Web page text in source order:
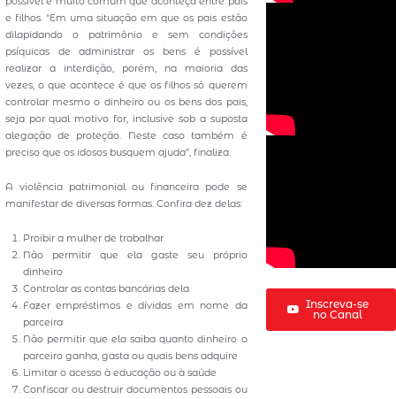
e filhos. “Em uma situação em que os pais estão
dilapidando o patrimônio e sem condições
psíquicas de administrar os bens é possível
realizar a interdição, porém, na maioria das
vezes, o que acontece é que os filhos só querem
controlar mesmo o dinheiro ou os bens dos pais,
seja por qual motivo for, inclusive sob a suposta
alegação de proteção. Neste caso também é
preciso que os idosos busquem ajuda”, finaliza.
A violência patrimonial ou financeira pode se
manifestar de diversas formas. Confira dez delas:
Proibir a mulher de trabalhar
Não permitir que ela gaste seu próprio
dinheiro
Controlar as contas bancárias dela
Fazer empréstimos e dívidas em nome da
parceira
Não permitir que ela saiba quanto dinheiro o
parceiro ganha, gasta ou quais bens adquire
Limitar o acesso à educação ou à saúde
Confiscar ou destruir documentos pessoais ou
Inscreva-se
no Canal